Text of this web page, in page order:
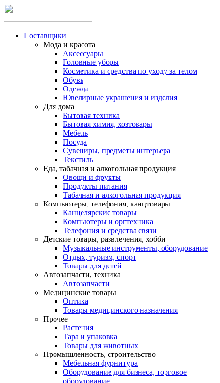
Поставщики
Мода и красота
Аксессуары
Головные уборы
Косметика и средства по уходу за телом
Обувь
Одежда
Ювелирные украшения и изделия
Для дома
Бытовая техника
Бытовая химия, хозтовары
Мебель
Посуда
Сувениры, предметы интерьера
Текстиль
Еда, табачная и алкогольная продукция
Овощи и фрукты
Продукты питания
Табачная и алкогольная продукция
Компьютеры, телефония, канцтовары
Канцелярские товары
Компьютеры и оргтехника
Телефония и средства связи
Детские товары, развлечения, хобби
Музыкальные инструменты, оборудование
Отдых, туризм, спорт
Товары для детей
Автозапчасти, техника
Автозапчасти
Медицинские товары
Оптика
Товары медицинского назначения
Прочее
Растения
Тара и упаковка
Товары для животных
Промышленность, строительство
Мебельная фурнитура
Оборудование для бизнеса, торговое
оборудование